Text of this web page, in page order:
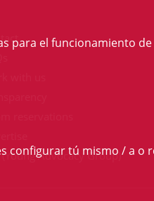
(Young Advocacy Group)
para el funcionamiento
configurar tú mismo / a o